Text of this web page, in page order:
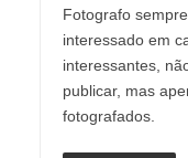
Fotografo
interessado em
interessantes,
publicar, mas
fotografados.